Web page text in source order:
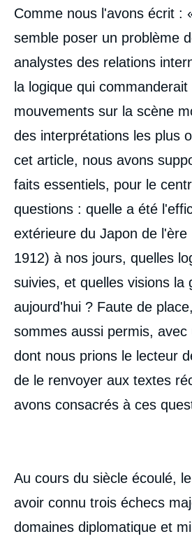
Corps
analyses
Comme nous l'avons écrit :
semble poser un problème
analystes des relations
la logique qui
mouvements sur la scène
des interprétations les plus
cet article, nous avons
faits essentiels, pour le
questions : quelle a été
extérieure du Japon de l'ère
1912) à nos jours, quelles
suivies, et quelles visions la
aujourd'hui ? Faute de
sommes aussi permis, avec
dont nous prions le lecteur
de le renvoyer aux textes
avons consacrés à ces
Au cours du siècle écoulé,
avoir connu trois échecs
domaines diplomatique et